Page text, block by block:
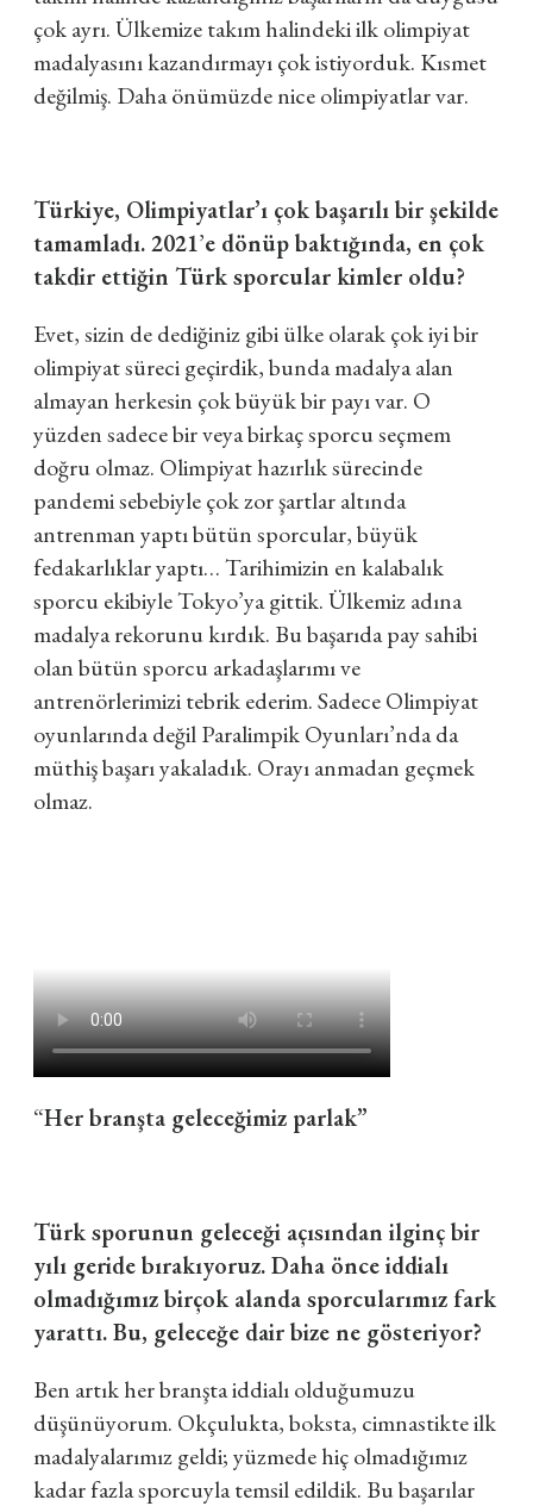
çok ayrı. Ülkemize takım halindeki ilk olimpiyat
madalyasını kazandırmayı çok istiyorduk. Kısmet
değilmiş. Daha önümüzde nice olimpiyatlar var.
Türkiye, Olimpiyatlar’ı çok başarılı bir şekilde
tamamladı. 2021’e dönüp baktığında, en çok
takdir ettiğin Türk sporcular kimler oldu?
Evet, sizin de dediğiniz gibi ülke olarak çok iyi bir
olimpiyat süreci geçirdik, bunda madalya alan
almayan herkesin çok büyük bir payı var. O
yüzden sadece bir veya birkaç sporcu seçmem
doğru olmaz. Olimpiyat hazırlık sürecinde
pandemi sebebiyle çok zor şartlar altında
antrenman yaptı bütün sporcular, büyük
fedakarlıklar yaptı… Tarihimizin en kalabalık
sporcu ekibiyle Tokyo’ya gittik. Ülkemiz adına
madalya rekorunu kırdık. Bu başarıda pay sahibi
olan bütün sporcu arkadaşlarımı ve
antrenörlerimizi tebrik ederim. Sadece Olimpiyat
oyunlarında değil Paralimpik Oyunları’nda da
müthiş başarı yakaladık. Orayı anmadan geçmek
olmaz.
“Her branşta geleceğimiz parlak”
Türk sporunun geleceği açısından ilginç bir
yılı geride bırakıyoruz. Daha önce iddialı
olmadığımız birçok alanda sporcularımız fark
yarattı. Bu, geleceğe dair bize ne gösteriyor?
Ben artık her branşta iddialı olduğumuzu
düşünüyorum. Okçulukta, boksta, cimnastikte ilk
madalyalarımız geldi; yüzmede hiç olmadığımız
kadar fazla sporcuyla temsil edildik. Bu başarılar